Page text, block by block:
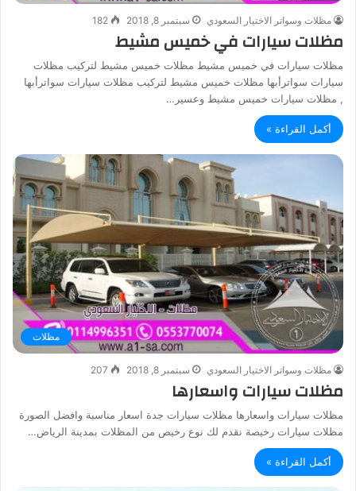
مظلات وسواتر الاختيار السعودي سبتمبر 8, 2018 182
مظلات سيارات في خميس مشيط
مظلات سيارات في خميس مشيط مظلات خميس مشيط لتركيب مظلات
سيارات سواترأبها مظلات خميس مشيط لتركيب مظلات سيارات سواترأبها
, مظلات سيارات خميس مشيط وعسير…
أكمل القراءة »
مظلات
مظلات وسواتر الاختيار السعودي سبتمبر 8, 2018 207
مظلات سيارات واسعارها
مظلات سيارات واسعارها مظلات سيارات جدة اسعار مناسبة وافضل الصورة
مظلات سيارات رخيصة نقدم لك نوع رخيص من المظلات بمدينة الرياض…
أكمل القراءة »